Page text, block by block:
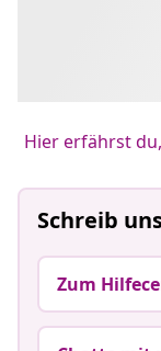
Hier erfährst
Schreib
Zum